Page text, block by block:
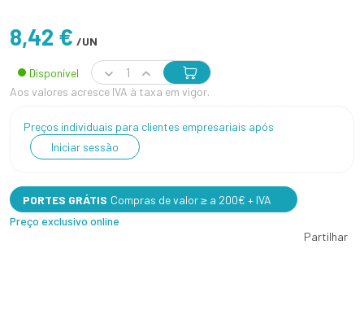
8,42 € /UN
Disponível
Aos valores acresce IVA à taxa em vigor.
Preços individuais para clientes empresariais após
Iniciar sessão
PORTES GRÁTIS Compras de valor ≥ a 200€ + IVA
Preço exclusivo online
Partilhar